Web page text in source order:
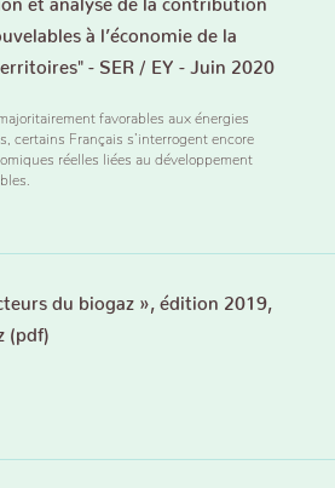
à l’économie de la
- SER / EY - Juin 2020
favorables aux énergies
certains Français s’interrogent encore
réelles liées au développement
du biogaz », édition 2019,
(pdf)